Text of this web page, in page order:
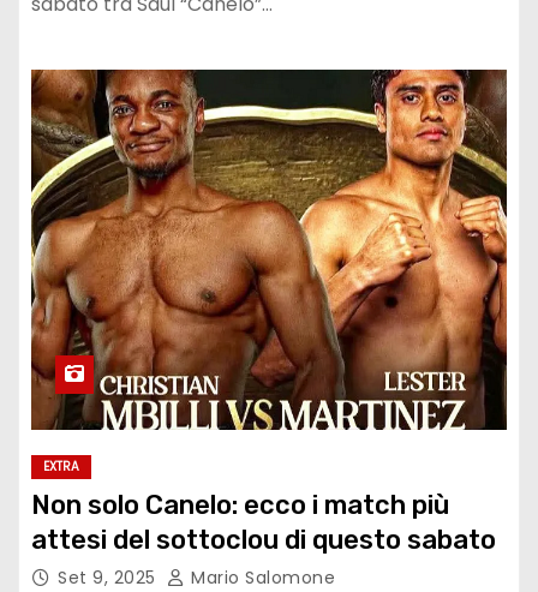
EXTRA
Non solo Canelo: ecco i match più
attesi del sottoclou di questo sabato
Set 9, 2025 Mario Salomone